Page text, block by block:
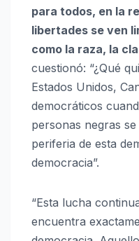
para todos, en la
libertades se ven
como la raza, la
cuestionó: “¿Qué
Estados Unidos,
democráticos
personas negras
periferia de esta
democracia”.
“Esta lucha
encuentra